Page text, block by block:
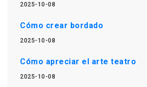
2025-10-08
Cómo crear bordado
2025-10-08
Cómo apreciar el arte teatro
2025-10-08